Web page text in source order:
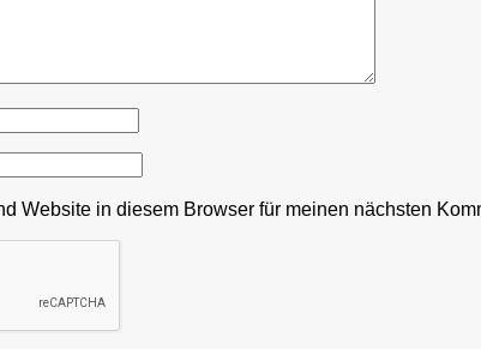
Website in diesem Browser für meinen nächsten